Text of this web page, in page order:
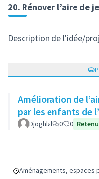
20. Rénover l’aire de
Description de l'idée/
Amélioration de
par les enfants de
Djoghlal 0 0
Filtrer les résultats de la
Aménagements, espaces